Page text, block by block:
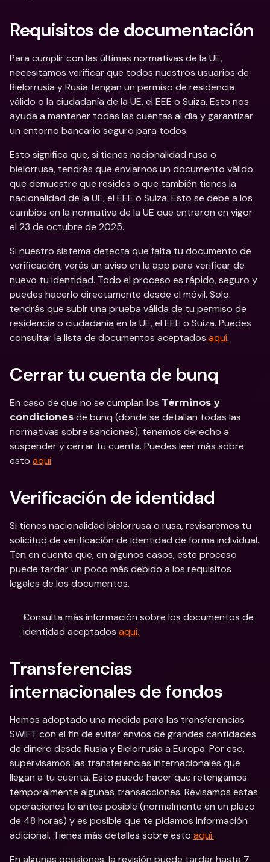
Requisitos de documentación
Para cumplir con las últimas normativas de la UE,
necesitamos verificar que todos nuestros usuarios de
Bielorrusia y Rusia tengan un permiso de residencia
válido o la ciudadanía de la UE, el EEE o Suiza. Esto nos
ayuda a mantener todas las cuentas al día y garantizar
un entorno bancario seguro para todos.
Esto significa que, si tienes nacionalidad rusa o
bielorrusa, tendrás que enviarnos un documento válido
que demuestre que resides o que también tienes la
nacionalidad de la UE, el EEE o Suiza. Esto se debe a los
cambios en la normativa de la UE que entraron en vigor
el 23 de octubre de 2025.
Si nuestro sistema detecta que falta tu documento de
verificación, verás un aviso en la app para verificar de
nuevo tu identidad. Todo el proceso es rápido, seguro y
puedes hacerlo directamente desde el móvil. Solo
tendrás que subir una prueba válida de tu permiso de
residencia o ciudadanía en la UE, el EEE o Suiza. Puedes
consultar la lista de documentos aceptados aquí.
Cerrar tu cuenta de bunq
En caso de que no se cumplan los Términos y
condiciones de bunq (donde se detallan todas las
normativas sobre sanciones), tenemos derecho a
suspender y cerrar tu cuenta. Puedes leer más sobre
esto aquí.
Verificación de identidad
Si tienes nacionalidad bielorrusa o rusa, revisaremos tu
solicitud de verificación de identidad de forma individual.
Ten en cuenta que, en algunos casos, este proceso
puede tardar un poco más debido a los requisitos
legales de los documentos.
Consulta más información sobre los documentos de
identidad aceptados aquí.
Transferencias
internacionales de fondos
Hemos adoptado una medida para las transferencias
SWIFT con el fin de evitar envíos de grandes cantidades
de dinero desde Rusia y Bielorrusia a Europa. Por eso,
supervisamos las transferencias internacionales que
llegan a tu cuenta. Esto puede hacer que retengamos
temporalmente algunas transacciones. Revisamos estas
operaciones lo antes posible (normalmente en un plazo
de 48 horas) y es posible que te pidamos información
adicional. Tienes más detalles sobre esto aquí.
En algunas ocasiones, la revisión puede tardar hasta 7